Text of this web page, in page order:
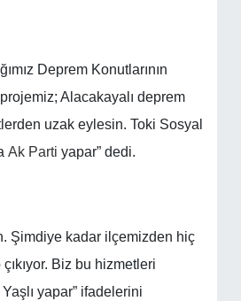
Deprem Konutlarının
Alacakayalı deprem
uzak eylesin. Toki Sosyal
Ak Parti yapar” dedi.
Şimdiye kadar ilçemizden hiç
Biz bu hizmetleri
yapar” ifadelerini